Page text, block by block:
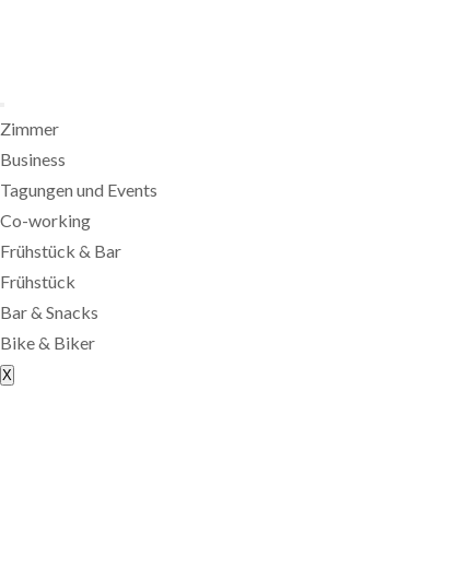
Zimmer
Business
Tagungen und Events
Co-working
Frühstück & Bar
Frühstück
Bar & Snacks
Bike & Biker
X